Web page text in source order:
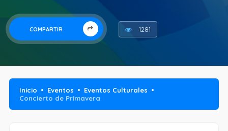
COMPARTIR 1281
Inicio Eventos
Eventos Culturales
Concierto de Primavera